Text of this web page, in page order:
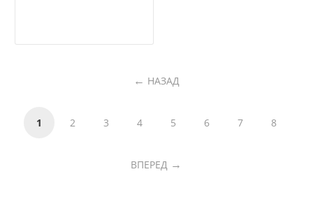
НАЗАД
1 2 3 4 5 6 7 8
ВПЕРЕД